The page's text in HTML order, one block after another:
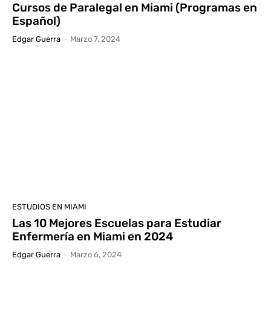
Cursos de Paralegal en Miami (Programas en
Español)
Edgar Guerra - Marzo 7, 2024
ESTUDIOS EN MIAMI
Las 10 Mejores Escuelas para Estudiar
Enfermería en Miami en 2024
Edgar Guerra - Marzo 6, 2024